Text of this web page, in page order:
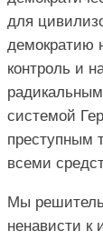
для
демократию
контроль и
системой
преступным
всеми
Мы
ненависти